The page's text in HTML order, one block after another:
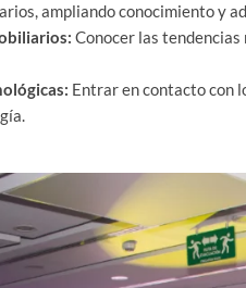
ampliando conocimiento y
Conocer las
Entrar en contacto con